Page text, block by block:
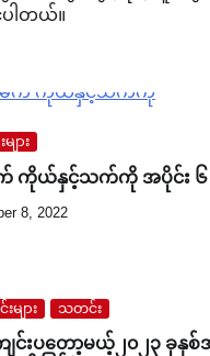
ပါတယ်။
ား
ကိုယ်နှင့်သက်ကို အပိုင်း ၆
8, 2022
ျား သတင်း
ကျင်းပတော့မယ့်၂၀၂၃ ခုနှ